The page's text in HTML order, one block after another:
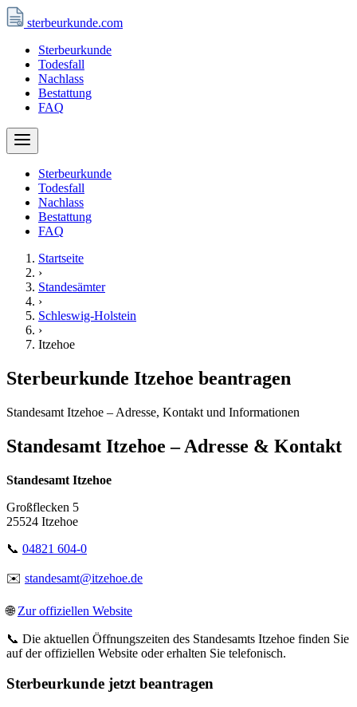
sterbeurkunde.com
Sterbeurkunde
Todesfall
Nachlass
Bestattung
FAQ
Sterbeurkunde
Todesfall
Nachlass
Bestattung
FAQ
Startseite
›
Standesämter
›
Schleswig-Holstein
›
Itzehoe
Sterbeurkunde Itzehoe beantragen
Standesamt Itzehoe – Adresse, Kontakt und Informationen
Standesamt Itzehoe – Adresse & Kontakt
Standesamt Itzehoe
Großflecken 5
25524 Itzehoe
📞 04821 604-0
✉️ standesamt@itzehoe.de
🌐Zur offiziellen Website
📞 Die aktuellen Öffnungszeiten des Standesamts Itzehoe finden Sie
auf der offiziellen Website oder erhalten Sie telefonisch.
Sterbeurkunde jetzt beantragen